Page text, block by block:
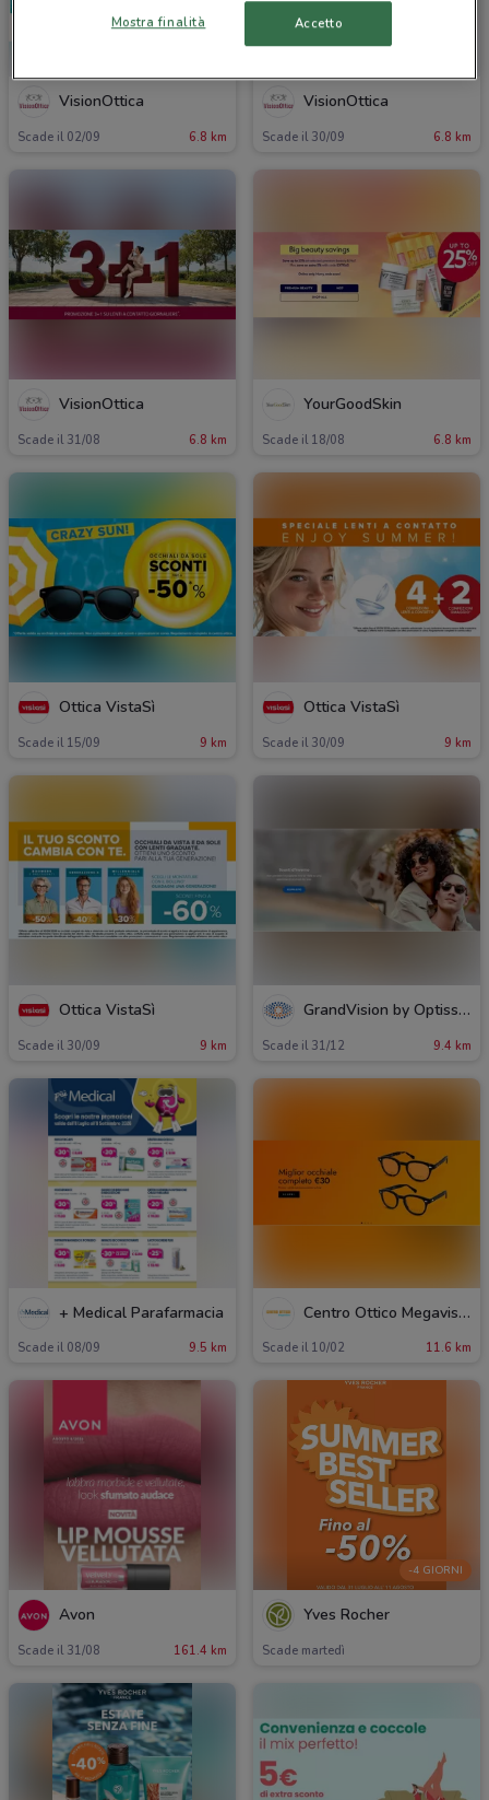
VisionOttica
Scade il 02/09 6.8 km
VisionOttica
Scade il 30/09 6.8 km
VisionOttica
Scade il 31/08 6.8 km
YourGoodSkin
Scade il 18/08 6.8 km
Ottica VistaSì
Scade il 15/09 9 km
Ottica VistaSì
Scade il 30/09 9 km
Ottica VistaSì
Scade il 30/09 9 km
GrandVision by Optissimo
Scade il 31/12 9.4 km
+ Medical Parafarmacia
Scade il 08/09 9.5 km
Centro Ottico Megavision
Scade il 10/02 11.6 km
Avon
Scade il 31/08 161.4 km
-4 GIORNI
Yves Rocher
Scade martedì
Mostra finalità Accetto